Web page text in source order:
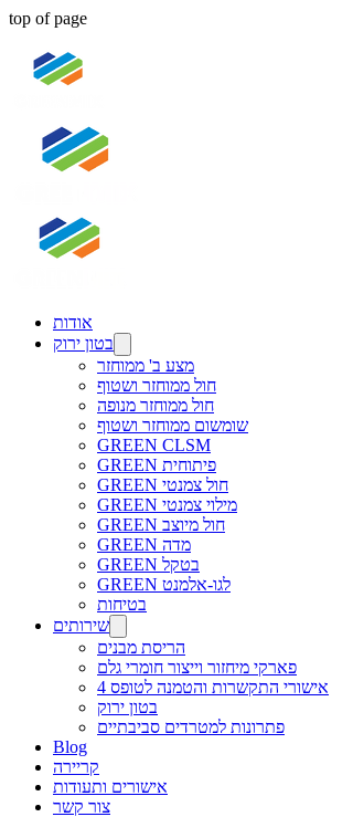
top of page
אודות
בטון ירוק
מצע ב' ממוחזר
חול ממוחזר ושטוף
חול ממוחזר מנופה
שומשום ממוחזר ושטוף
GREEN CLSM
GREEN פיתוחית
GREEN חול צמנטי
GREEN מילוי צמנטי
GREEN חול מיוצב
GREEN מדה
GREEN בטקל
GREEN לגו-אלמנט
בטיחות
שירותים
הריסת מבנים
פארקי מיחזור וייצור חומרי גלם
אישורי התקשרות והטמנה לטופס 4
בטון ירוק
פתרונות למטרדים סביבתיים
Blog
קריירה
אישורים ותעודות
צור קשר